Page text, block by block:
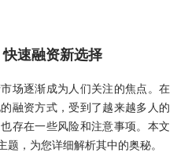
速融资新选择
场逐渐成为人们关注的焦点。在
融资方式，受到了越来越多人的
存在一些风险和注意事项。本文
，为您详细解析其中的奥秘。